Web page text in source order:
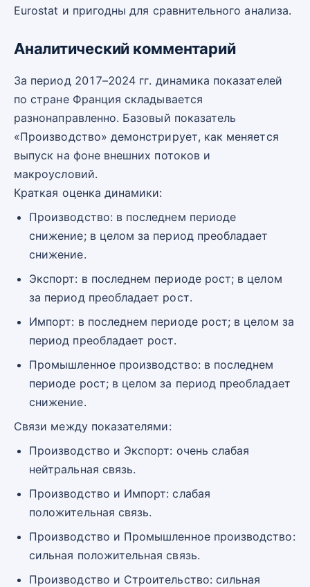
Eurostat и пригодны для сравнительного анализа.
Аналитический комментарий
За период 2017–2024 гг. динамика показателей
по стране Франция складывается
разнонаправленно. Базовый показатель
«Производство» демонстрирует, как меняется
выпуск на фоне внешних потоков и
макроусловий.
Краткая оценка динамики:
Производство: в последнем периоде
снижение; в целом за период преобладает
снижение.
Экспорт: в последнем периоде рост; в целом
за период преобладает рост.
Импорт: в последнем периоде рост; в целом за
период преобладает рост.
Промышленное производство: в последнем
периоде рост; в целом за период преобладает
снижение.
Связи между показателями:
Производство и Экспорт: очень слабая
нейтральная связь.
Производство и Импорт: слабая
положительная связь.
Производство и Промышленное производство:
сильная положительная связь.
Производство и Строительство: сильная